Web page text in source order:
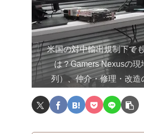
米国の対中輸出規制下で
は？Gamers Nexusの
列）、仲介・修理・改造